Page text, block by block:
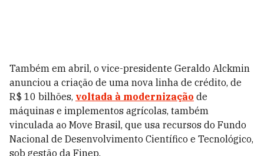
Também em abril, o vice-presidente Geraldo Alckmin
anunciou a criação de uma nova linha de crédito, de
R$ 10 bilhões, voltada à modernização de
máquinas e implementos agrícolas, também
vinculada ao Move Brasil, que usa recursos do Fundo
Nacional de Desenvolvimento Científico e Tecnológico,
sob gestão da Finep.